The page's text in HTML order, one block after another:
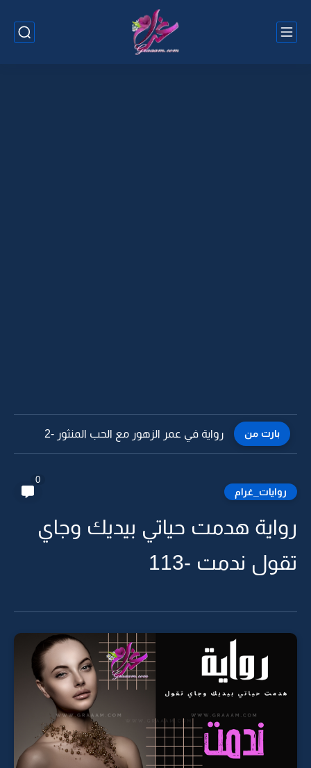
بارت من رواية في عمر الزهور مع الحب المنثور -1
روايات_غرام
0
رواية هدمت حياتي بيديك وجاي
تقول ندمت -113